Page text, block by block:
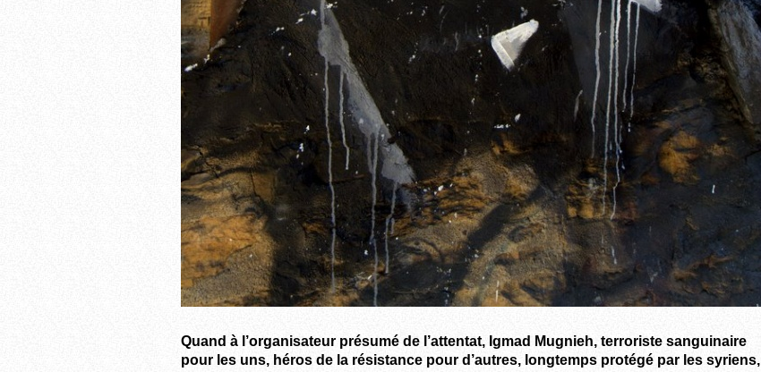
Quand à l’organisateur présumé de l’attentat, Igmad Mugnieh, terroriste sanguinaire
pour les uns, héros de la résistance pour d’autres, longtemps protégé par les syriens,